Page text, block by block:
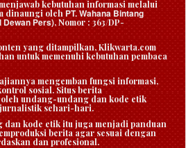
kebutuhan informasi melalui
dinaungi oleh PT. Wahana Bintang
Dewan Pers), Nomor : 363/DP-
yang ditampilkan, Klikwarta.com
untuk memenuhi kebutuhan pembaca
mengemban fungsi informasi,
sosial. Situs berita
undang-undang dan kode etik
jurnalistik sehari-hari.
kode etik itu juga menjadi panduan
berita agar sesuai dengan
dan profesional.